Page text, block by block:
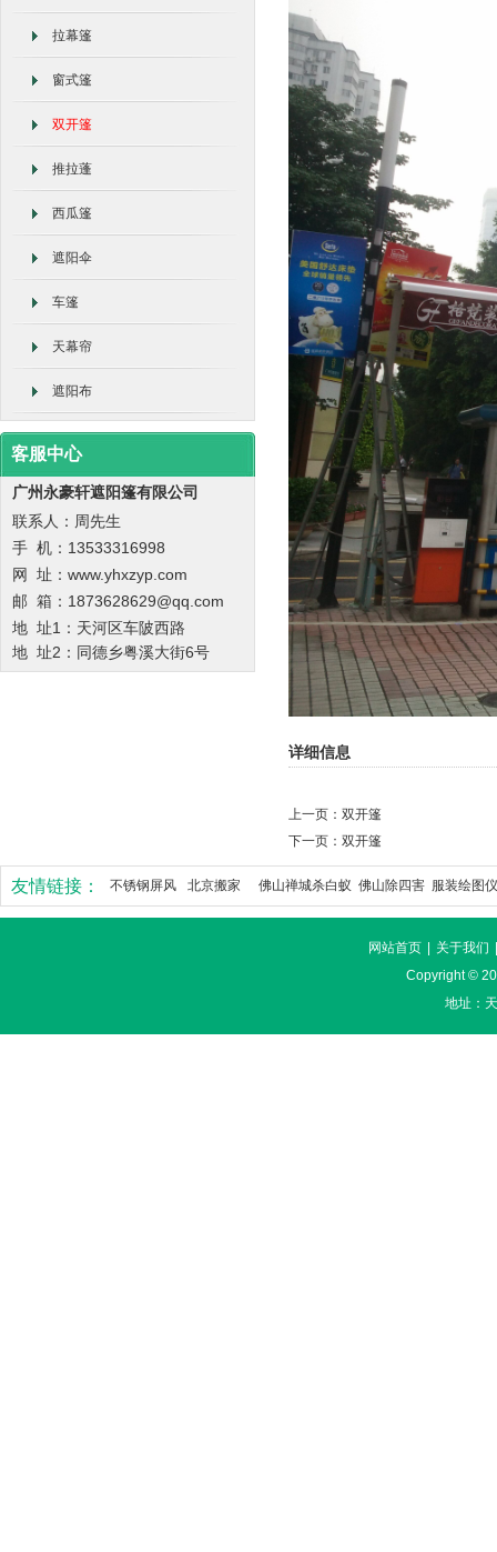
拉幕篷
窗式篷
双开篷
推拉蓬
西瓜篷
遮阳伞
车篷
天幕帘
遮阳布
客服中心
广州永豪轩遮阳篷有限公司
联系人：周先生
手 机： 13533316998
网 址：www.yhxzyp.com
邮 箱：1873628629@qq.com
地 址1：天河区车陂西路
地 址2： 同德乡粤溪大街6号
详细信息
上一页： 双开篷
下一页： 双开篷
友情链接： 不锈钢屏风 北京搬家 佛山禅城杀白蚁 佛山除四害 服装绘图仪
网站首页 关于我们
Copyright ©
地址：